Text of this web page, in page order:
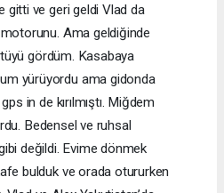
gitti ve geri geldi Vlad da
Ama geldiğinde
gördüm. Kasabaya
yürüyordu ama gidonda
in de kırılmıştı. Miğdem
Bedensel ve ruhsal
değildi. Evime dönmek
bulduk ve orada otururken